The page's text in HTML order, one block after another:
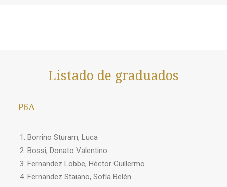
Listado de graduados
P6A
Borrino Sturam, Luca
Bossi, Donato Valentino
Fernandez Lobbe, Héctor Guillermo
Fernandez Staiano, Sofía Belén